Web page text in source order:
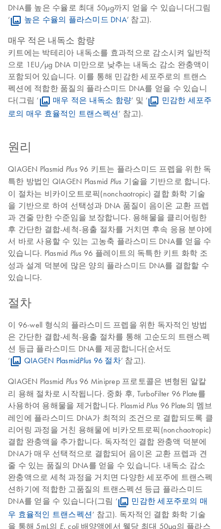
DNA를 높은 수율로 최대 50µg까지 얻을 수 있습니다(그림
‘
높은 수율의 플라스미드 DNA’ 참고).
매우 적은 내독소 함량
키트에는 박테리아 내독소를 효과적으로 감소시켜 일반적
으로 1EU/µg DNA 미만으로 낮추는 내독소 감소 완충액이
포함되어 있습니다. 이를 통해 민감한 세포주로의 트랜스
펙션에 적합한 품질의 플라스미드 DNA를 얻을 수 있습니
다(그림 ‘
매우 적은 내독소 함량’ 및 ‘
민감한 세포주
로의 매우 효율적인 트랜스펙션’ 참고).
원리
QIAGEN Plasmid Plus96 키트는 플라스미드 프렙을 위한 독
특한 방법인 QIAGEN Plasmid Plus 기술을 기반으로 합니다.
이 절차는 비카이오트로픽(nonchaotropic) 결합 화학 기술
을 기반으로 하여 선택성과 DNA 품질이 음이온 교환 프렙
과 견줄 만한 수준임을 보장합니다. 용해물을 클리어링한
후 간단한 결합-세척-용출 절차를 거치면 후속 응용 분야에
서 바로 사용할 수 있는 고농축 플라스미드 DNA를 얻을 수
있습니다. Plasmid Plus 96 플레이트의 독특한 키트 화학 조
성과 설계 덕분에 많은 양의 플라스미드 DNA를 결합할 수
있습니다.
절차
이 96-well 형식의 플라스미드 프렙을 위한 독자적인 방법
은 간단한 결합-세척-용출 절차를 통해 고순도의 트랜스펙
션 등급 플라스미드 DNA를 제공합니다(순서도
‘
QIAGEN PlasmidPlus 96 절차’ 참고).
QIAGEN Plasmid Plus96 Miniprep 프로토콜은 변형된 알칼
리 용해 절차로 시작됩니다. 중화 후, TurboFilter 96 Plate를
사용하여 용해물을 제거합니다. Plasmid Plus 96 Plate의 멤브
레인에 플라스미드 DNA가 최적의 조건으로 결합되도록 클
리어링 과정을 거친 용해물에 비카오트로픽(nonchaotropic)
결합 완충액을 추가합니다. 독자적인 결합 완충액 덕분에
DNA가 매우 선택적으로 결합되어 음이온 교환 프렙과 견
줄 수 있는 품질의 DNA를 얻을 수 있습니다. 내독소 감소
완충액으로 세척 과정을 거치면 다양한 세포주에 트랜스펙
션하기에 적합한 고품질의 트랜스펙션 등급 플라스미드
DNA를 얻을 수 있습니다(그림 ‘
민감한 세포주로의 매
우 효율적인 트랜스펙션’ 참고). 독자적인 결합 화학 기술
을 통해 5mL의 E. coli배양액에서 웰당 최대 50µg의 플라스